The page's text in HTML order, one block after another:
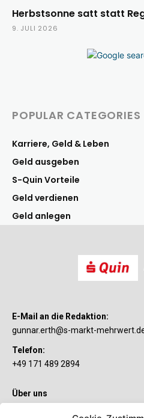
Herbstsonne satt statt
9. JULI 2026
POPULAR CATEGORIES
Karriere, Geld & Leben
Geld ausgeben
S-Quin Vorteile
Geld verdienen
Geld anlegen
E-Mail an die Redaktion:
gunnar.erth@s-markt-
Telefon:
+49 171 489 2894
Über uns